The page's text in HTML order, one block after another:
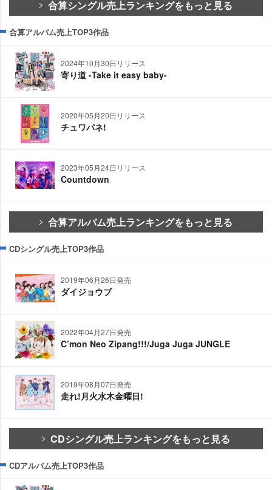
合算シングル売上ランキングをもっと見る
合算アルバム売上TOP3作品
2024年10月30日リリース
寄り道 -Take it easy baby-
2020年05月20日リリース
チュワパネ!
2023年05月24日リリース
Countdown
合算アルバム売上ランキングをもっと見る
CDシングル売上TOP3作品
2019年06月26日発売
ダイジョウブ
2022年04月27日発売
C’mon Neo Zipang!!!/Juga Juga JUNGLE
2019年08月07日発売
走れ!月火水木金曜日!
CDシングル売上ランキングをもっと見る
CDアルバム売上TOP3作品